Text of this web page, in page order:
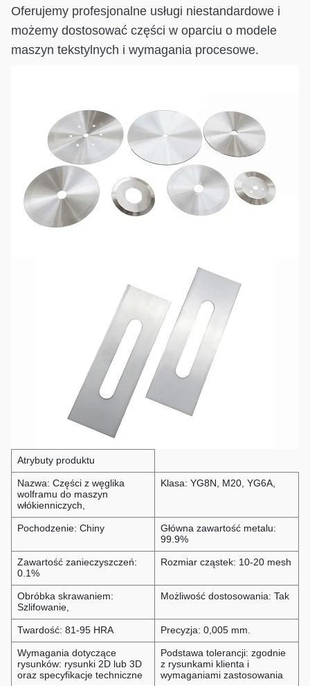
Oferujemy profesjonalne usługi niestandardowe i
możemy dostosować części w oparciu o modele
maszyn tekstylnych i wymagania procesowe.
Atrybuty produktu
Nazwa: Części z węglika
wolframu do maszyn
włókienniczych,
Klasa: YG8N, M20, YG6A,
Pochodzenie: Chiny
Główna zawartość metalu:
99.9%
Zawartość zanieczyszczeń:
0.1%
Rozmiar cząstek: 10-20 mesh
Obróbka skrawaniem:
Szlifowanie,
Możliwość dostosowania: Tak
Twardość: 81-95 HRA Precyzja: 0,005 mm.
Wymagania dotyczące
rysunków: rysunki 2D lub 3D
oraz specyfikacje techniczne
Podstawa tolerancji: zgodnie
z rysunkami klienta i
wymaganiami zastosowania